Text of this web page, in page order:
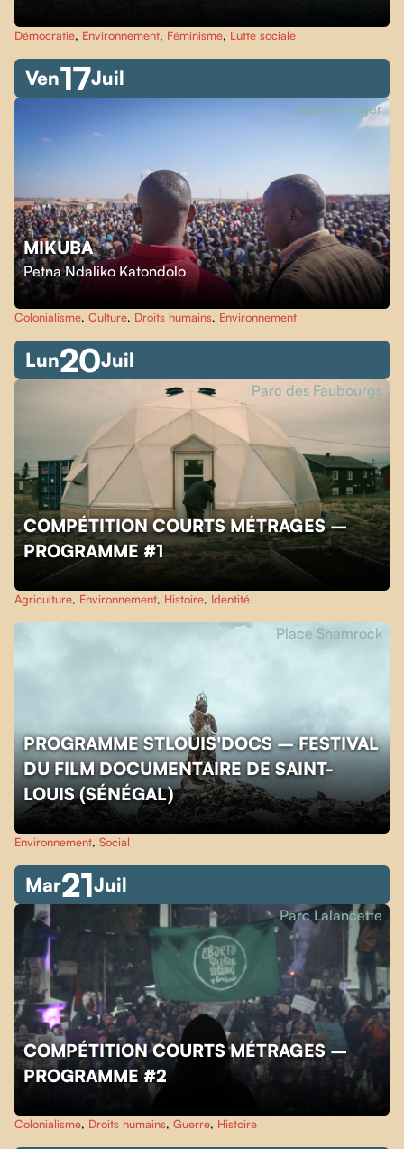
Démocratie, Environnement, Féminisme, Lutte sociale
Ven17Juil
MIKUBA
Petna Ndaliko Katondolo
Square Viger
Colonialisme, Culture, Droits humains, Environnement
Lun20Juil
COMPÉTITION COURTS MÉTRAGES –
PROGRAMME #1
Parc des Faubourgs
Agriculture, Environnement, Histoire, Identité
PROGRAMME STLOUIS'DOCS – FESTIVAL
DU FILM DOCUMENTAIRE DE SAINT-
LOUIS (SÉNÉGAL)
Place Shamrock
Environnement, Social
Mar21Juil
COMPÉTITION COURTS MÉTRAGES –
PROGRAMME #2
Parc Lalancette
Colonialisme, Droits humains, Guerre, Histoire